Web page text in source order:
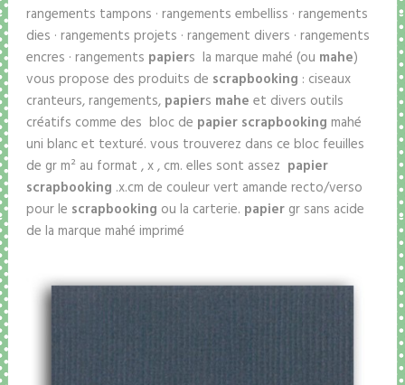
rangements tampons · rangements embelliss · rangements
dies · rangements projets · rangement divers · rangements
encres · rangements papiers la marque mahé (ou mahe)
vous propose des produits de scrapbooking : ciseaux
cranteurs, rangements, papiers mahe et divers outils
créatifs comme des bloc de papier scrapbooking mahé
uni blanc et texturé. vous trouverez dans ce bloc feuilles
de gr m² au format , x , cm. elles sont assez papier
scrapbooking .x.cm de couleur vert amande recto/verso
pour le scrapbooking ou la carterie. papiergr sans acide
de la marque mahé imprimé